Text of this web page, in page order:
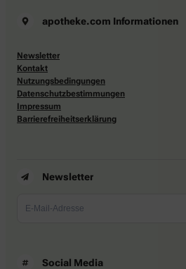
apotheke.com Informationen
Newsletter
Kontakt
Nutzungsbedingungen
Datenschutzbestimmungen
Impressum
Barrierefreiheitserklärung
Newsletter
Social Media